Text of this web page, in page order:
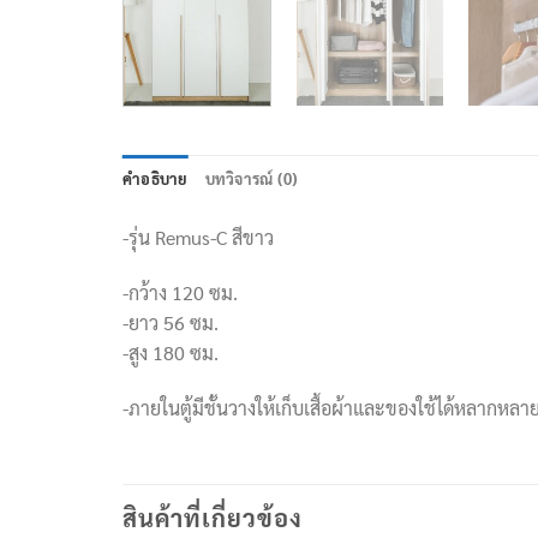
คำอธิบาย บทวิจารณ์ (0)
-รุ่น Remus-C สีขาว
-กว้าง 120 ซม.
-ยาว 56 ซม.
-สูง 180 ซม.
-ภายในตู้มีชั้นวางให้เก็บเสื้อผ้าและของใช้ได้หลากหลา
สินค้าที่เกี่ยวข้อง